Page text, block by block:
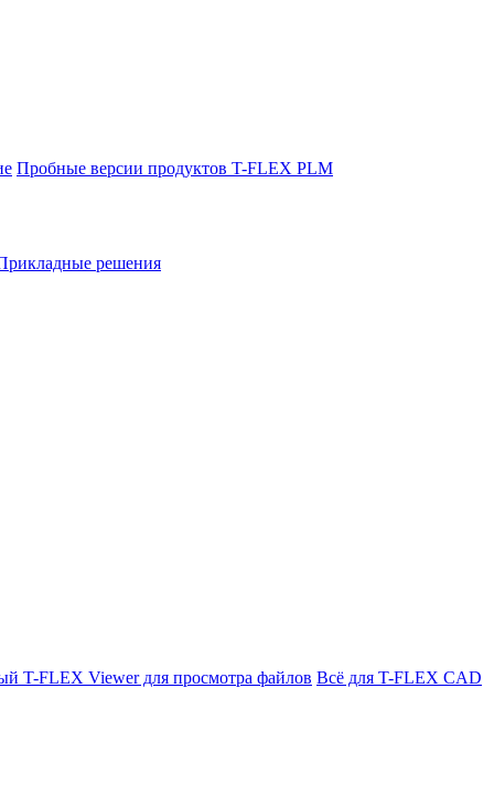
Пробные версии продуктов T-FLEX PLM
решения
T-FLEX Viewer для просмотра файлов Всё для T-FLEX CAD